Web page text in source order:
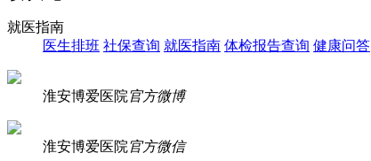
就医指南
医生排班 社保查询 就医指南 体检报告查询 健康问答
淮安博爱医院官方微博
淮安博爱医院官方微信